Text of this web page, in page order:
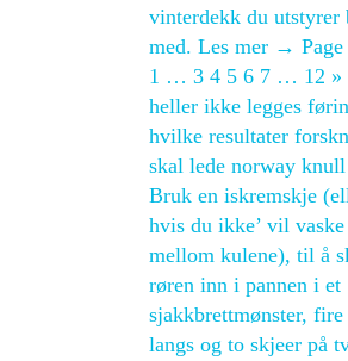
vinterdekk du utstyrer
med. Les mer →
1 … 3 4 5 6 7 … 12 »
heller ikke legges
hvilke resultater
skal lede norway
Bruk en iskremskje
hvis du ikke’ vil vaske
mellom kulene), til å
røren inn i pannen i et
sjakkbrettmønster, fire
langs og to skjeer på